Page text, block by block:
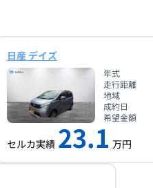
日産 デイズ
年式
走行距離
地域
成約日
希望金額
セルカ実績 23.1 万円